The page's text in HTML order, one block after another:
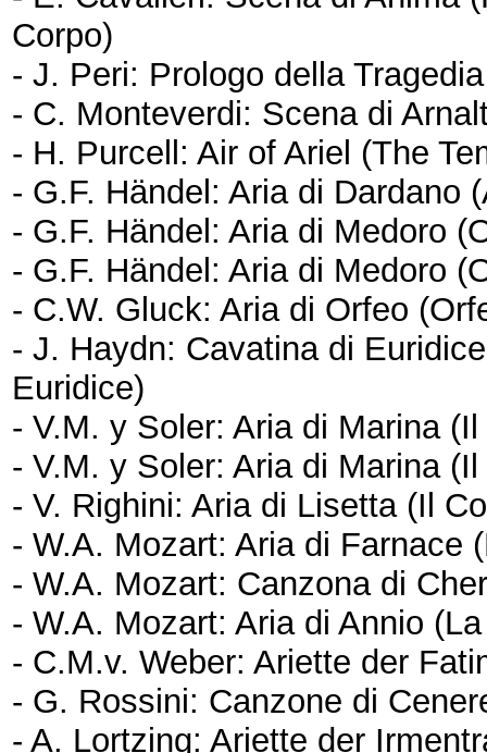
Corpo)
- J. Peri: Prologo della
- C. Monteverdi: Scena di
- H. Purcell: Air of Ariel (The
- G.F. Händel: Aria di Dardano
- G.F. Händel: Aria di Medoro
- G.F. Händel: Aria di Medoro
- C.W. Gluck: Aria di Orfeo
- J. Haydn: Cavatina di
Euridice)
- V.M. y Soler: Aria di Marina
- V.M. y Soler: Aria di Marina
- V. Righini: Aria di Lisetta (Il
- W.A. Mozart: Aria di Farnace
- W.A. Mozart: Canzona di
- W.A. Mozart: Aria di Annio
- C.M.v. Weber: Ariette der
- G. Rossini: Canzone di
- A. Lortzing: Ariette der